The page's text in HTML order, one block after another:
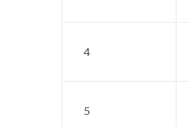
4
5